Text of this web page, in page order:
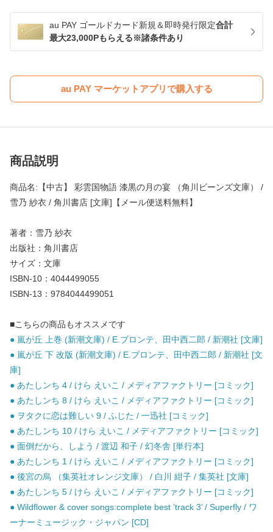
au PAY ゴールドカード新規＆即時発行限定合計
最大23,000Pもらえる※諸条件あり
au PAY マーケットアプリで購入する
商品説明
商品名:【中古】 彩雲国物語 漆黒の月の宴 （角川ビーンズ文庫） /
雪乃 紗衣 / 角川書店 [文庫]【メール便送料無料】
著者：雪乃 紗衣
出版社：角川書店
サイズ：文庫
ISBN-10：4044499055
ISBN-13：9784044499051
■こちらの商品もオススメです
● 嵐が丘 上巻 (新潮文庫) / E.ブロンテ、田中西二郎 / 新潮社 [文庫]
● 嵐が丘 下 改版 (新潮文庫) / E.ブロンテ、田中西二郎 / 新潮社 [文
庫]
● あたしンち 4 / けら えいこ / メディアファクトリー [コミック]
● あたしンち 8 / けら えいこ / メディアファクトリー [コミック]
● ヲタクに恋は難しい 9 / ふじた / 一迅社 [コミック]
● あたしンち 10 / けら えいこ / メディアファクトリー [コミック]
● 面倒だから、しよう / 渡辺 和子 / 幻冬舎 [単行本]
● あたしンち 1 / けら えいこ / メディアファクトリー [コミック]
● 後宮の烏 （集英社オレンジ文庫） / 白川 紺子 / 集英社 [文庫]
● あたしンち 5 / けら えいこ / メディアファクトリー [コミック]
● Wildflower & cover songs:complete best ’track 3’ / Superfly / ワ
ーナーミュージック・ジャパン [CD]